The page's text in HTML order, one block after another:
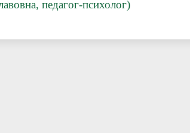
педагог-психолог)